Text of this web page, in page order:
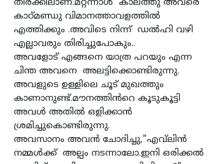
തിരക്കിലാണ്.മറ്റന്നാൾ കാലത്തു് അവരെ
കാഠ്‌മണ്ഡു വിമാനത്താവളത്തിൽ
എത്തിക്കും .അവിടെ നിന്ന് ഡൽഹി വഴി
എല്ലാവരും തിരിച്ചുപോകും..
അവളോട് എങ്ങനെ യാത്ര പറയും എന്ന
ചിന്ത അവനെ അലട്ടിക്കൊണ്ടിരുന്നു.
അവളുടെ ഉള്ളിലെ ചൂട് മുഖത്തും
കാണാനുണ്ട്.മൗനത്തിൻറെ കൂടുകൂട്ടി
അവൾ അതിൽ ഒളിക്കാൻ
ശ്രമിച്ചുകൊണ്ടിരുന്നു.
അവസാനം അവൻ ചോദിച്ചു,"എവ്‌ലിൻ
നമ്മൾക്ക് അല്പം നടന്നാലോ.ഇനി ഒരിക്കൽ